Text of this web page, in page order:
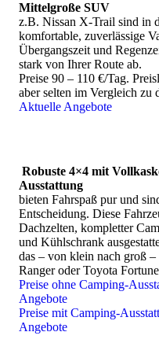
erreichbar sind.
Inlandsflüge bzw.
großen Highlights
Swakopmund,
Falls und inzwischen
Fish River Canyon.
Kleingruppenreisen
interessanten Routen
Twyfelfontein/
Routen, Erlebnisse
Route, Reisetempo,
wir gern individuell nach
und Reisebudget.
(Reise-Ideen und Kontakt
Viele Lieblings-Unterkünfte
zusammengestellt:
Mittelgroße SUV
z.B. Nissan X-Trail sind in
komfortable, zuverlässige
Übergangszeit und
stark von Ihrer Route ab.
Preise 90 – 110 €/Tag.
aber selten im Vergleich zu
Aktuelle Angebote
Robuste 4×4 mit
Ausstattung
bieten Fahrspaß pur und
Entscheidung. Diese
Dachzelten, kompletter
und Kühlschrank
das – von klein nach groß
Ranger oder Toyota
Preise ohne Camping-
Angebote
Preise mit Camping-
Angebote